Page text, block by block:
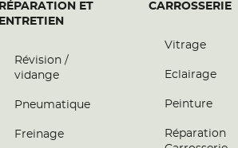
RÉPARATION ET
ENTRETIEN
Révision /
vidange
Pneumatique
Freinage
CARROSSERIE
Vitrage
Eclairage
Peinture
Réparation